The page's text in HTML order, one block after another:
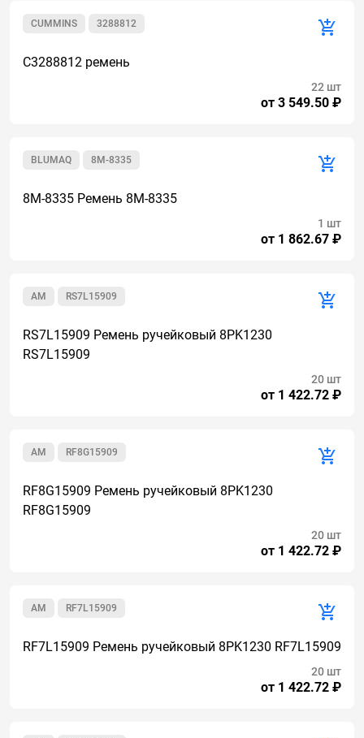
3288812
CUMMINS
C3288812 ремень
от 3 549.50 ₽
22 шт
8M-8335
BLUMAQ
8M-8335 Ремень 8M-8335
от 1 862.67 ₽
1 шт
RS7L15909
AM
RS7L15909 Ремень ручейковый 8PK1230
RS7L15909
от 1 422.72 ₽
20 шт
RF8G15909
AM
RF8G15909 Ремень ручейковый 8PK1230
RF8G15909
от 1 422.72 ₽
20 шт
RF7L15909
AM
RF7L15909 Ремень ручейковый 8PK1230 RF7L15909
от 1 422.72 ₽
20 шт